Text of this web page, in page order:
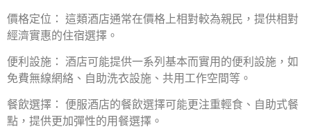
價格定位： 這類酒店通常在價格上相對較為親民，提供相對
經濟實惠的住宿選擇。
便利設施： 酒店可能提供一系列基本而實用的便利設施，如
免費無線網絡、自助洗衣設施、共用工作空間等。
餐飲選擇： 便服酒店的餐飲選擇可能更注重輕食、自助式餐
點，提供更加彈性的用餐選擇。